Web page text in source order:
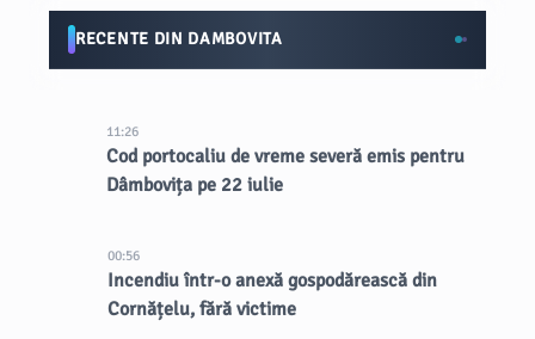
RECENTE DIN DAMBOVITA
11:26
Cod portocaliu de vreme severă emis pentru
Dâmbovița pe 22 iulie
00:56
Incendiu într-o anexă gospodărească din
Cornățelu, fără victime